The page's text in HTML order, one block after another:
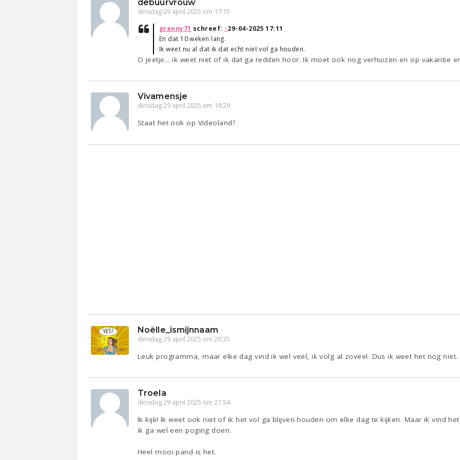
debuurvrouw
dinsdag 29 april 2025 om 17:15
granny71 schreef: ↑29-04-2025 17:11
En dat 10 weken lang.
Ik weet nu al dat ik dat echt niet vol ga houden.
O jeetje... ik weet niet of ik dat ga redden hoor. Ik moet ook nog verhuizen en op vakantie
Vivamensje
dinsdag 29 april 2025 om 19:29
Staat het ook op Videoland?
Noëlle_ismijnnaam
dinsdag 29 april 2025 om 20:35
Leuk programma, maar elke dag vind ik wel veel, ik volg al zoveel. Dus ik weet het nog niet.
Troela
dinsdag 29 april 2025 om 21:54
Ik kijk! Ik weet ook niet of ik het vol ga blijven houden om elke dag te kijken. Maar ik vind
ik ga wel een poging doen.
Heel mooi pand is het.